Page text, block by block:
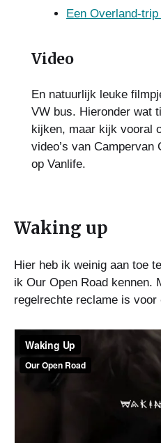
Een Overland-
Video
En natuurlijk leuke
VW bus. Hieronder wat
kijken, maar kijk vooral
video’s van Campervan
op Vanlife.
Waking up
Hier heb ik weinig aan toe
ik Our Open Road kennen.
regelrechte reclame is voor